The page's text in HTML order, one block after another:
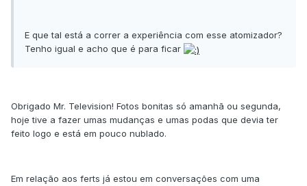
E que tal está a correr a experiência com esse atomizador?
Tenho igual e acho que é para ficar
Obrigado Mr. Television! Fotos bonitas só amanhã ou segunda,
hoje tive a fazer umas mudanças e umas podas que devia ter
feito logo e está em pouco nublado.
Em relação aos ferts já estou em conversações com uma